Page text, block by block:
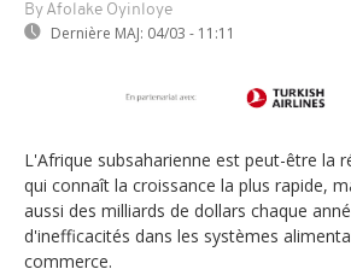
By Afolake Oyinloye
Dernière MAJ: 04/03 - 11:11
L'Afrique subsaharienne est peut-être la
qui connaît la croissance la plus rapide,
aussi des milliards de dollars chaque
d'inefficacités dans les systèmes
commerce.